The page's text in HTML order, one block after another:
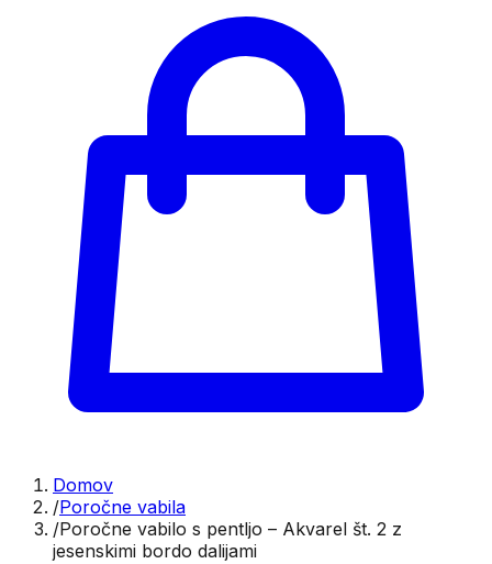
Domov
/Poročne vabila
/Poročne vabilo s pentljo – Akvarel št. 2 z
jesenskimi bordo dalijami